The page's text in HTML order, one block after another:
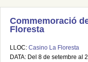
Commemoració
Floresta
LLOC: Casino La Floresta
DATA: Del 8 de setembre al